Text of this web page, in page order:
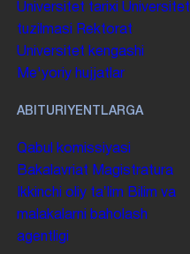
Universitet tarixi Universitet
tuzilmasi
Rektorat
Universitet kengashi
Me'yoriy hujjatlar
ABITURIYENTLARGA
Qabul komissiyasi
Bakalavriat Magistratura
Ikkinchi oliy taʼlim Bilim va
malakalarni baholash
agentligi